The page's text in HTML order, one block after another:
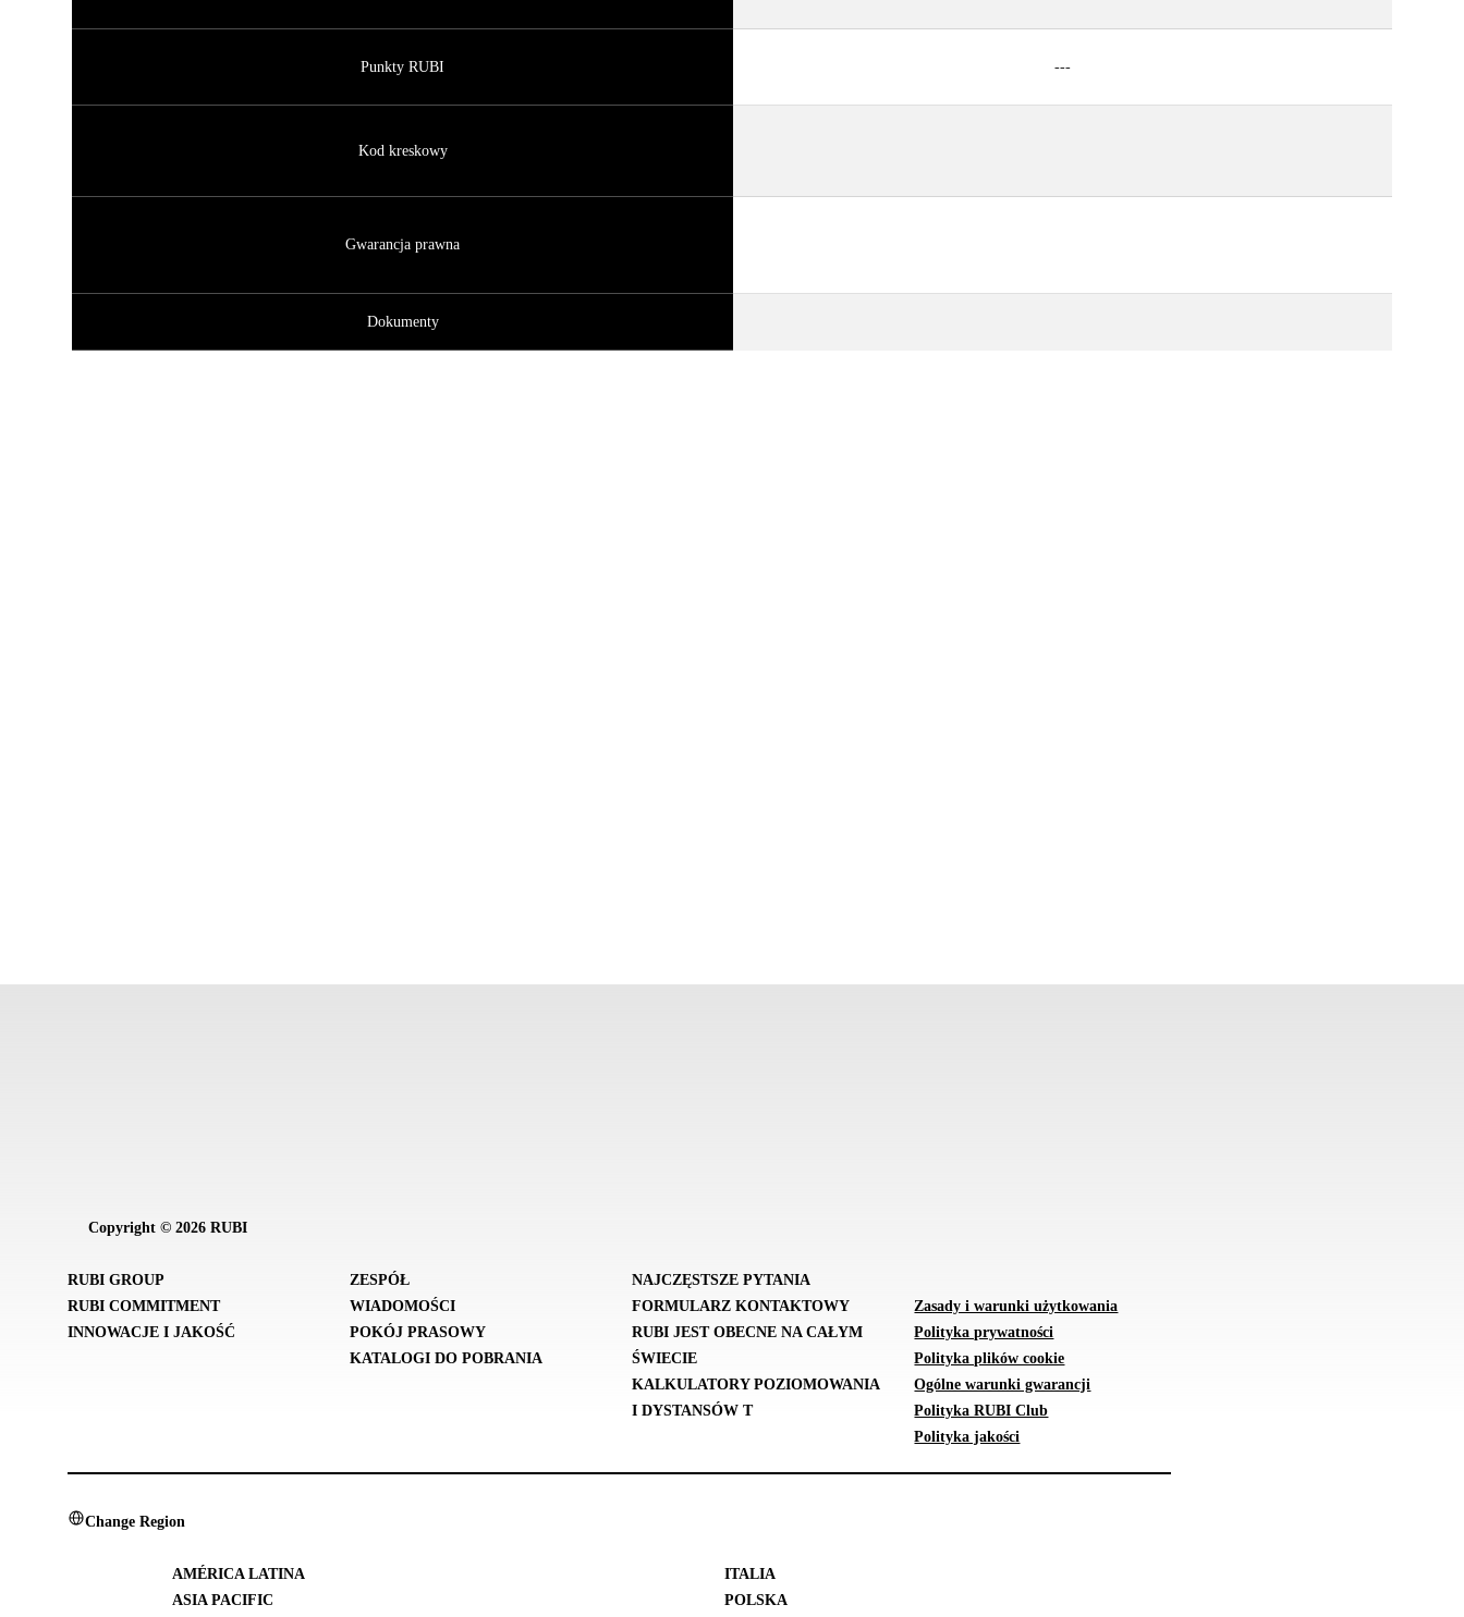
Punkty RUBI ---
Kod kreskowy
Gwarancja prawna
Dokumenty
Copyright © 2026 RUBI
RUBI GROUP
RUBI COMMITMENT
INNOWACJE I JAKOŚĆ
ZESPÓŁ
WIADOMOŚCI
POKÓJ PRASOWY
KATALOGI DO POBRANIA
NAJCZĘSTSZE PYTANIA
FORMULARZ KONTAKTOWY
RUBI JEST OBECNE NA CAŁYM
ŚWIECIE
KALKULATORY POZIOMOWANIA
I DYSTANSÓW T
Zasady i warunki użytkowania
Polityka prywatności
Polityka plików cookie
Ogólne warunki gwarancji
Polityka RUBI Club
Polityka jakości
Change Region
AMÉRICA LATINA
ASIA PACIFIC
ITALIA
POLSKA